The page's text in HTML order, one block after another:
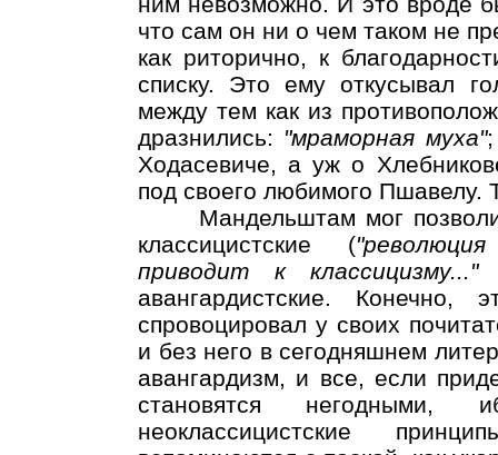
что сам он ни о чем таком не
как риторично, к
списку. Это ему откусывал
между тем как из
дразнились: "мраморная муха";
Ходасевиче, а уж о
под своего любимого Пшавелу.
Мандельштам мог
классицистские (
приводит к
авангардистские.
спровоцировал у своих
и без него в сегодняшнем
авангардизм, и все, если
становятся
неоклассицистские